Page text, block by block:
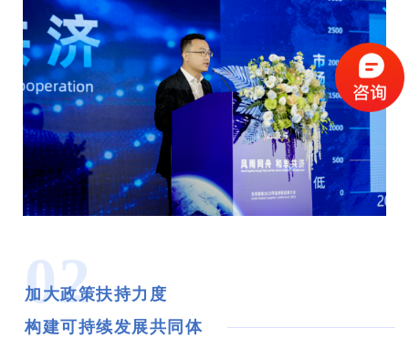
02
加大政策扶持力度
构建可持续发展共同体